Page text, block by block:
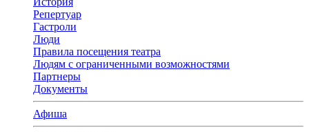
Репертуар
Гастроли
Люди
Правила посещения театра
Людям с ограниченными возможностями
Партнеры
Документы
Афиша